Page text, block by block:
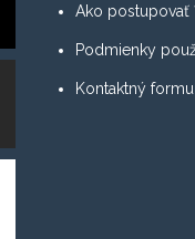
Ako postupovať
Podmienky
Kontaktný